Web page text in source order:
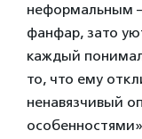
неформальным
фанфар, зато
каждый
то, что ему
ненавязчивый